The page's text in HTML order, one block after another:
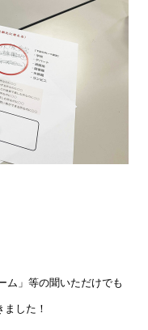
ム」等の聞いただけでも
した！